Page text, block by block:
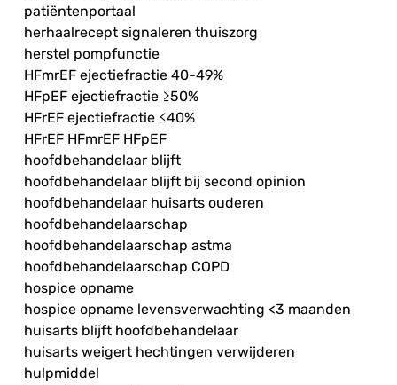
patiëntenportaal
herhaalrecept signaleren thuiszorg
herstel pompfunctie
HFmrEF ejectiefractie 40-49%
HFpEF ejectiefractie ≥50%
HFrEF ejectiefractie ≤40%
HFrEF HFmrEF HFpEF
hoofdbehandelaar blijft
hoofdbehandelaar blijft bij second opinion
hoofdbehandelaar huisarts ouderen
hoofdbehandelaarschap
hoofdbehandelaarschap astma
hoofdbehandelaarschap COPD
hospice opname
hospice opname levensverwachting <3 maanden
huisarts blijft hoofdbehandelaar
huisarts weigert hechtingen verwijderen
hulpmiddel